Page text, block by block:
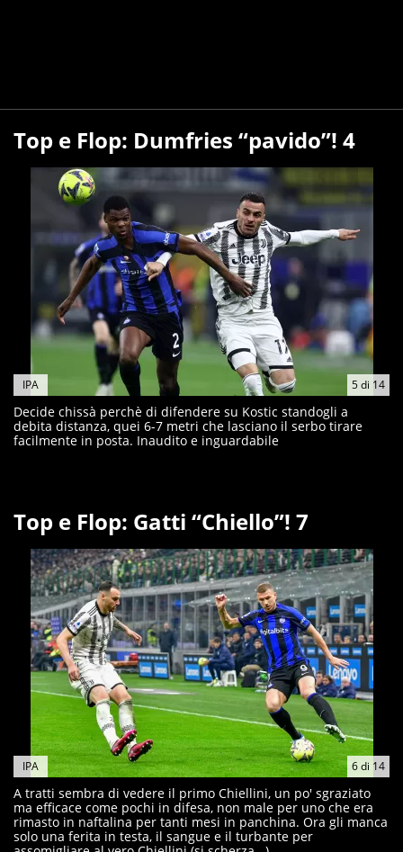
Top e Flop: Dumfries “pavido”! 4
5di 14
IPA
Decide chissà perchè di difendere su Kostic standogli a
debita distanza, quei 6-7 metri che lasciano il serbo tirare
facilmente in posta. Inaudito e inguardabile
Top e Flop: Gatti “Chiello”! 7
6di 14
IPA
A tratti sembra di vedere il primo Chiellini, un po' sgraziato
ma efficace come pochi in difesa, non male per uno che era
rimasto in naftalina per tanti mesi in panchina. Ora gli manca
solo una ferita in testa, il sangue e il turbante per